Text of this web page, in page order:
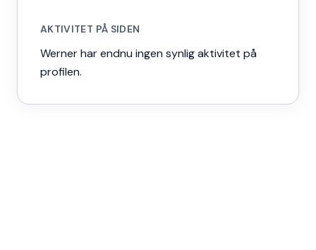
AKTIVITET PÅ SIDEN
Werner har endnu ingen synlig aktivitet på
profilen.